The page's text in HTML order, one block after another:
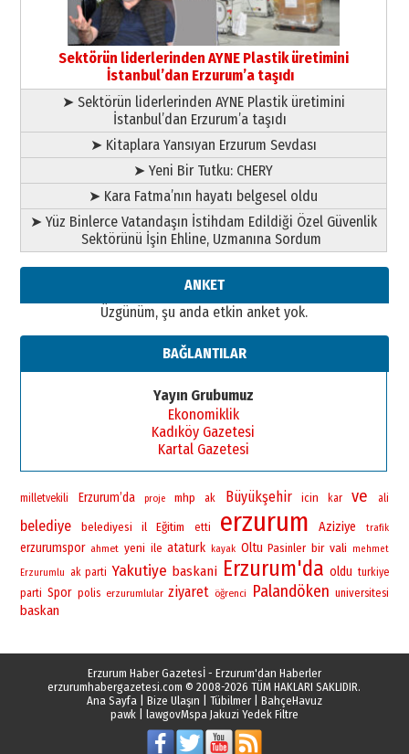
Esat BİNDESEN
Başkan Sekmen’den Erzurum’a
bir vizyon proje daha!
02 Ağustos 2026 Pazar
Sektörün liderlerinden AYNE Plastik üretimini
İstanbul’dan Erzurum’a taşıdı
➤ Sektörün liderlerinden AYNE Plastik üretimini
İstanbul’dan Erzurum’a taşıdı
➤ Kitaplara Yansıyan Erzurum Sevdası
➤ Yeni Bir Tutku: CHERY
➤ Kara Fatma’nın hayatı belgesel oldu
➤ Yüz Binlerce Vatandaşın İstihdam Edildiği Özel Güvenlik
Sektörünü İşin Ehline, Uzmanına Sordum
ANKET
Üzgünüm, şu anda etkin anket yok.
BAĞLANTILAR
Yayın Grubumuz
Ekonomiklik
Kadıköy Gazetesi
Kartal Gazetesi
milletvekili Erzurum’da proje mhp ak Büyükşehir icin kar ve ali
belediye belediyesi il Eğitim etti erzurum Aziziye trafik
erzurumspor ahmet yeni ile ataturk kayak Oltu Pasinler bir vali
mehmet
Erzurumlu
ak parti Yakutiye baskani Erzurum'da oldu turkiye
parti Spor polis erzurumlular ziyaret öğrenci Palandöken universitesi
baskan
Erzurum Haber Gazetesİ - Erzurum'dan Haberler
erzurumhabergazetesi.com © 2008-2026 TÜM HAKLARI SAKLIDIR.
Ana Sayfa
Bize Ulaşın Tübilmer| BahçeHavuz
pawk| lawgovMspa Jakuzi Yedek Filtre